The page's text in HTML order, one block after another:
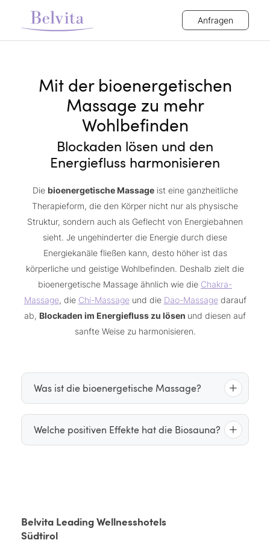
Anfragen
Mit der bioenergetischen
Massage zu mehr
Wohlbefinden
Blockaden lösen und den
Energiefluss harmonisieren
Die bioenergetische Massageist eine ganzheitliche
Therapieform, die den Körper nicht nur als physische
Struktur, sondern auch als Geflecht von Energiebahnen
sieht. Je ungehinderter die Energie durch diese
Energiekanäle fließen kann, desto höher ist das
körperliche und geistige Wohlbefinden. Deshalb zielt die
bioenergetische Massage ähnlich wie die Chakra-
Massage, die Chi-Massageund die Dao-Massagedarauf
ab, Blockaden im Energiefluss zu lösen und diesen auf
sanfte Weise zu harmonisieren.
Was ist die bioenergetische Massage?
Alsganzheitliche Massageform kombiniert die
bioenergetische Massage Elemente der klassischen
Druckpunkte und Energiezentren angewendet, um
Welche positiven Effekte hat die Biosauna?
Stoffwechselschlacken werden ausgeschwitzt
abtransportiert, das Immunsystem wird gestärkt
Belvita Leading Wellnesshotels
Südtirol